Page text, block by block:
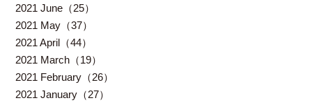
2021 June（25）
2021 May（37）
2021 April（44）
2021 March（19）
2021 February（26）
2021 January（27）